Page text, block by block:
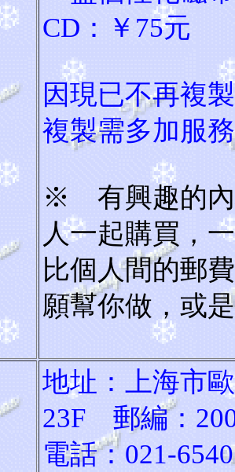
CD：￥75元
因現已不再複
複製需多加服
※ 有興趣的內
人一起購買，
比個人間的郵
願幫你做，或
地址：上海市
23F 郵編：
電話：021-